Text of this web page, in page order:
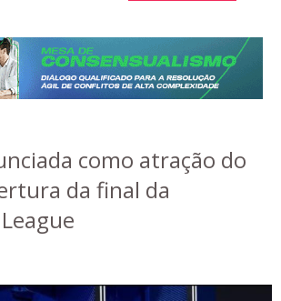
como atração do
da final da